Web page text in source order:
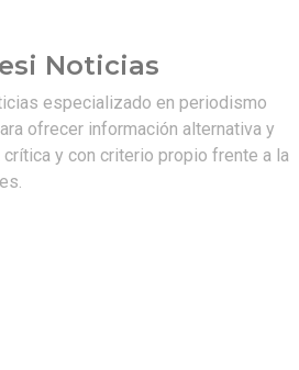
Noticias
especializado en periodismo
ofrecer información alternativa y
y con criterio propio frente a la